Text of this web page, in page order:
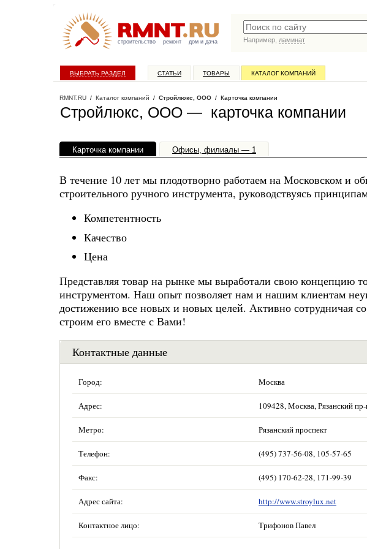
строительство ремонт дом и дача
Например, ламинат
ВЫБРАТЬ РАЗДЕЛ СТАТЬИ ТОВАРЫ КАТАЛОГ КОМПАНИЙ
RMNT.RU / Каталог компаний / Стройлюкс, ООО / Карточка компании
Стройлюкс, ООО — карточка компании
Карточка компании Офисы, филиалы — 1
В течение 10 лет мы плодотворно работаем на Московском и
строительного ручного инструмента, руководствуясь
Компетентность
Качество
Цена
Представляя товар на рынке мы выработали свою концепцию
инструментом. Наш опыт позволяет нам и нашим клиентам
достижению все новых и новых целей. Активно сотрудничая
строим его вместе с Вами!
Контактные данные
Город: Москва
Адрес: 109428, Москва, Рязанский пр-
Метро: Рязанский проспект
Телефон: (495) 737-56-08, 105-57-65
Факс: (495) 170-62-28, 171-99-39
Адрес сайта: http://www.stroylux.net
Контактное лицо: Трифонов Павел